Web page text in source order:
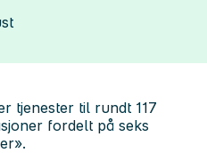
tjenester til rundt 117
fordelt på seks